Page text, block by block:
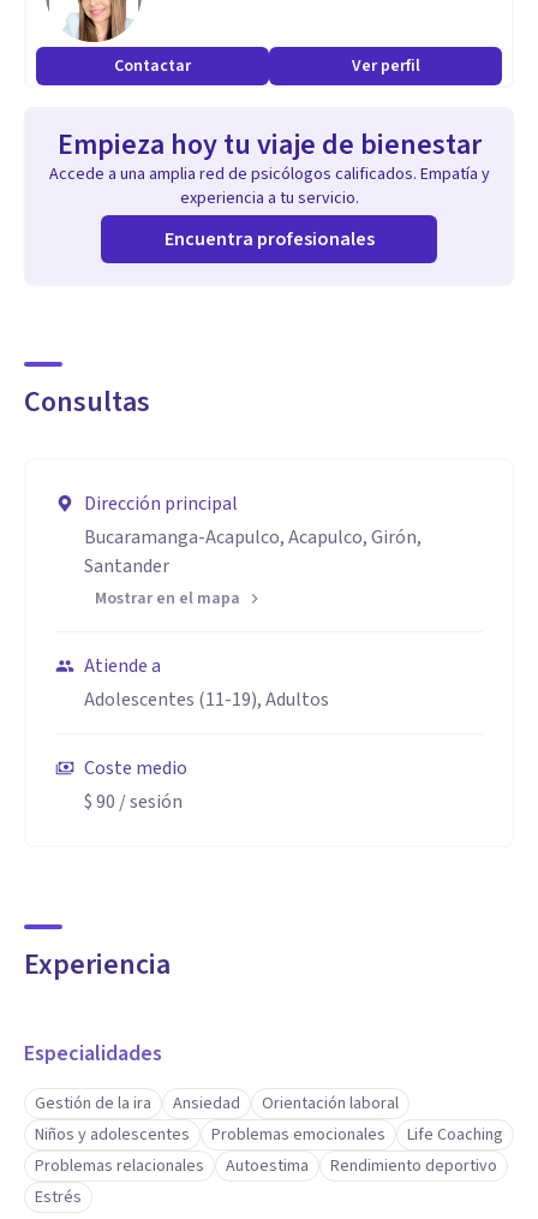
Contactar Ver perfil
Empieza hoy tu viaje de bienestar
Accede a una amplia red de psicólogos calificados. Empatía y
experiencia a tu servicio.
Encuentra profesionales
Consultas
Dirección principal
Bucaramanga-Acapulco, Acapulco, Girón,
Santander
Mostrar en el mapa
Atiende a
Adolescentes (11-19), Adultos
Coste medio
$ 90 / sesión
Experiencia
Especialidades
Gestión de la ira Ansiedad
Orientación laboral
Niños y adolescentes
Problemas emocionales
Life Coaching
Problemas relacionales
Autoestima
Rendimiento deportivo
Estrés